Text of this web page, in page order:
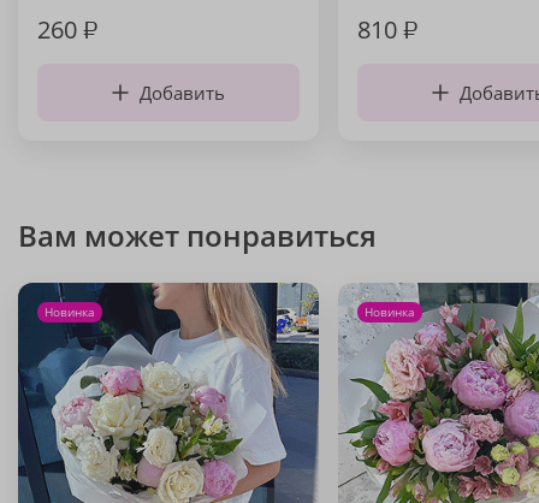
260₽
Добавить
810₽
Вам может понравиться
Новинка Новинка